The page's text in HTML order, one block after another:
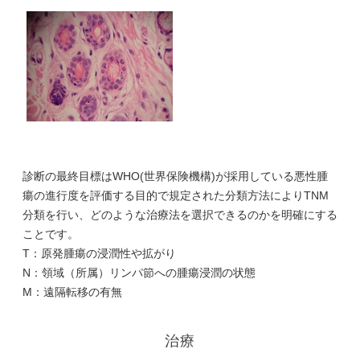
診断の最終目標はWHO(世界保険機構)が採用している悪性腫
瘍の進行度を評価する目的で規定された分類方法によりTNM
分類を行い、どのような治療法を選択できるのかを明確にする
ことです。
T：原発腫瘍の浸潤性や拡がり
N：領域（所属）リンパ節への腫瘍浸潤の状態
M：遠隔転移の有無
治療